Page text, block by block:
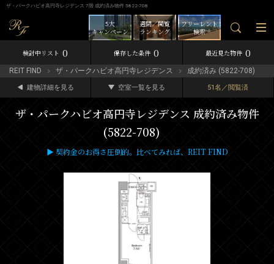
ザ・パークハビオ高円寺レジデンス 7階 成約済み物件 5822-708
フリーレント
検索
週間／閲覧
ランキング
5大
キャンペーン
検討中リスト 0 保存した条件 0 最近見た物件 0
REIT FIND ザ・パークハビオ高円寺レジデンス 成約済み (5822-708)
建物詳細を見る 空室一覧を見る 51名／閲覧済
ザ・パークハビオ高円寺レジデンス 成約済み物件
(5822-708)
▶ 契約金のお得さ圧倒的。比べてみれば、REIT FIND